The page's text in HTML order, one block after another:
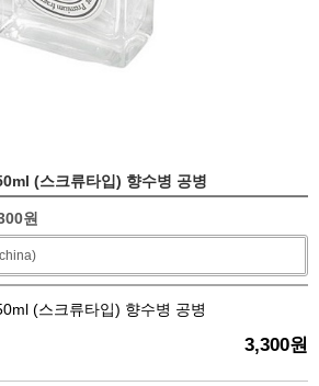
(스크류타입) 향수병 공병
원
(스크류타입) 향수병 공병
3,300원